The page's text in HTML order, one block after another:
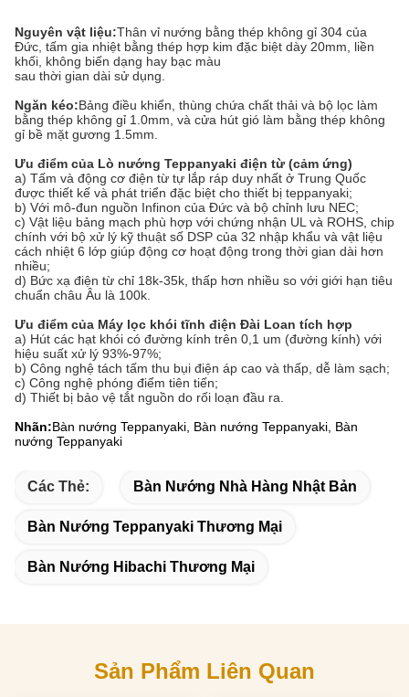
Nguyên vật liệu:Thân vỉ nướng bằng thép không gỉ 304 của
Đức, tấm gia nhiệt bằng thép hợp kim đặc biệt dày 20mm, liền
khối, không biến dạng hay bạc màu
sau thời gian dài sử dụng.
Ngăn kéo:Bảng điều khiển, thùng chứa chất thải và bộ lọc làm
bằng thép không gỉ 1.0mm, và cửa hút gió làm bằng thép không
gỉ bề mặt gương 1.5mm.
Ưu điểm của Lò nướng Teppanyaki điện từ (cảm ứng)
a) Tấm và động cơ điện từ tự lắp ráp duy nhất ở Trung Quốc
được thiết kế và phát triển đặc biệt cho thiết bị teppanyaki;
b) Với mô-đun nguồn Infinon của Đức và bộ chỉnh lưu NEC;
c) Vật liệu bảng mạch phù hợp với chứng nhận UL và ROHS, chip
chính với bộ xử lý kỹ thuật số DSP của 32 nhập khẩu và vật liệu
cách nhiệt 6 lớp giúp động cơ hoạt động trong thời gian dài hơn
nhiều;
d) Bức xạ điện từ chỉ 18k-35k, thấp hơn nhiều so với giới hạn tiêu
chuẩn châu Âu là 100k.
Ưu điểm của Máy lọc khói tĩnh điện Đài Loan tích hợp
a) Hút các hạt khói có đường kính trên 0,1 um (đường kính) với
hiệu suất xử lý 93%-97%;
b) Công nghệ tách tấm thu bụi điện áp cao và thấp, dễ làm sạch;
c) Công nghệ phóng điểm tiên tiến;
d) Thiết bị bảo vệ tắt nguồn do rối loạn đầu ra.
Nhãn:Bàn nướng Teppanyaki, Bàn nướng Teppanyaki, Bàn
nướng Teppanyaki
Các Thẻ: Bàn Nướng Nhà Hàng Nhật Bản
Bàn Nướng Teppanyaki Thương Mại
Bàn Nướng Hibachi Thương Mại
Sản Phẩm Liên Quan